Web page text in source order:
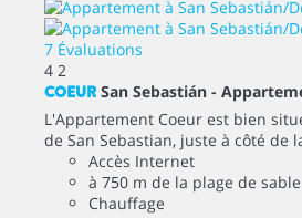
7 Évaluations
4 2
COEUR San Sebastián -
L'Appartement Coeur est bien
de San Sebastian, juste à côté de
Accès Internet
à 750 m de la plage de sable
Chauffage